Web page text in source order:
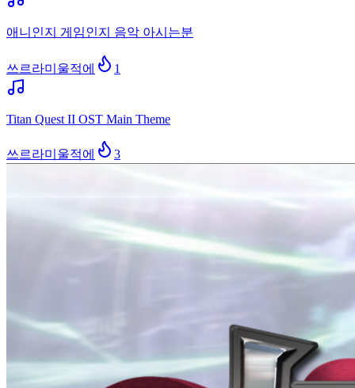
애니인지 게임인지 음악 아시는분
쓰르라미울적에 1
Titan Quest II OST Main Theme
쓰르라미울적에 3